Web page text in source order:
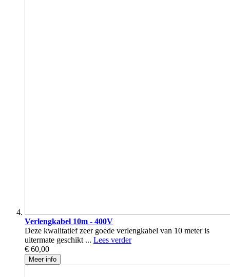
Verlengkabel 10m - 400V
Deze kwalitatief zeer goede verlengkabel van 10 meter is
uitermate geschikt ... Lees verder
€ 60,00
Meer info